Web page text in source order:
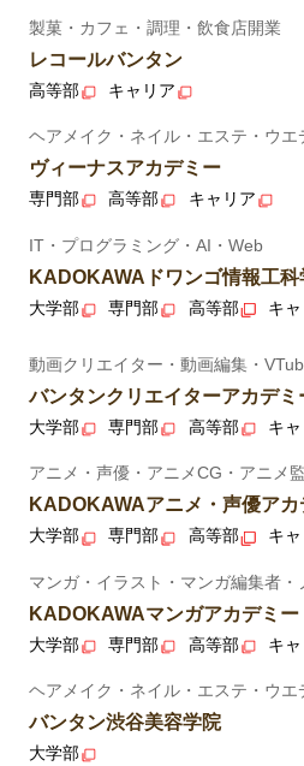
製菓・カフェ・調理・飲食店開業
レコールバンタン
高等部 キャリア
ヘアメイク・ネイル・エステ・ウエ
ヴィーナスアカデミー
専門部 高等部 キャリア
IT・プログラミング・AI・Web
KADOKAWAドワンゴ情報工科
大学部 専門部 高等部 キ
動画クリエイター・動画編集・
バンタンクリエイターアカデミ
大学部 専門部 高等部 キ
アニメ・声優・アニメCG・アニメ
KADOKAWAアニメ・声優アカ
大学部 専門部 高等部 キ
マンガ・イラスト・マンガ編集者・
KADOKAWAマンガアカデミー
大学部 専門部 高等部 キ
ヘアメイク・ネイル・エステ・ウエ
バンタン渋谷美容学院
大学部